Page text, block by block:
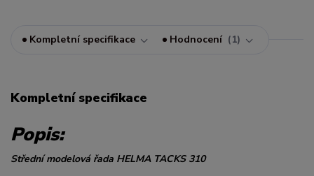
Kompletní specifikace Hodnocení 1
Kompletní specifikace
Popis:
Střední modelová řada HELMA TACKS 310